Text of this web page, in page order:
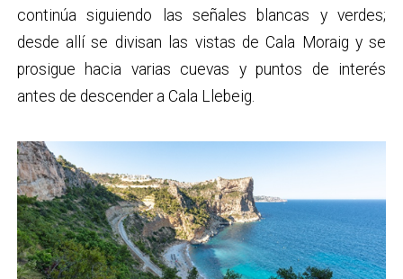
continúa siguiendo las señales blancas y verdes;
desde allí se divisan las vistas de Cala Moraig y se
prosigue hacia varias cuevas y puntos de interés
antes de descender a Cala Llebeig.